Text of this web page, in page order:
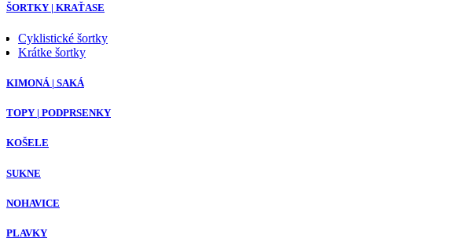
ŠORTKY | KRAŤASE
Cyklistické šortky
Krátke šortky
KIMONÁ | SAKÁ
TOPY | PODPRSENKY
KOŠELE
SUKNE
NOHAVICE
PLAVKY